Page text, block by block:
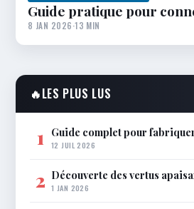
Guide pratique pour
8 JAN 2026·13 MIN
🔥LES PLUS LUS
1 Guide complet pour
12 JUIL 2026
2 Découverte des vertus
1 JAN 2026